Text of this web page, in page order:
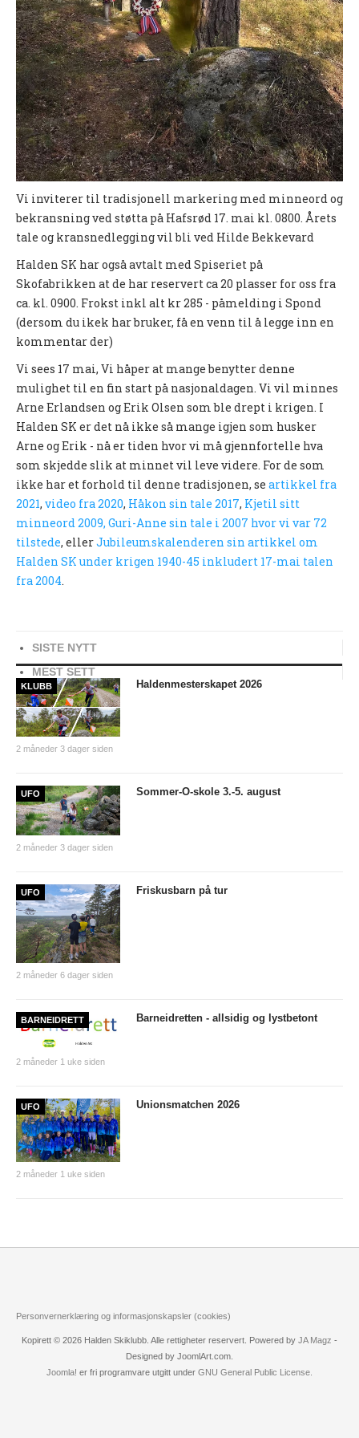
UFO (2.-10. KLASSE)
Nyheter
Presentasjon UFO
Ny på o-løp?
Nybegynnerkurs
BREDDE
Nyheter
SYKKEL
Grenserittet
BARNEIDRETT
Påmeldingsskjema 2026/2027
SKI
Nyheter
Informasjon
KLATRING
Nyheter
KLUBB
BLI MEDLEM!
NYHETER
PERSONVERN
MEDLEMSFORDELER
FORSIKRINGER
SAMARBEIDSPARTNER?
POLITIATTEST
GRASROTANDELEN
KONTAKTADRESSER
HISTORISK
Årsberetninger
Statistikk Jukola
25-manna
VM Historikk
WMOC2003
Jubileumskalender
Vi inviterer til tradisjonell markering med minneord og
bekransning ved støtta på Hafsrød 17. mai kl. 0800. Årets
tale og kransnedlegging vil bli ved Hilde Bekkevard
Halden SK har også avtalt med Spiseriet på
Skofabrikken at de har reservert ca 20 plasser for oss fra
ca. kl. 0900. Frokst inkl alt kr 285 - påmelding i Spond
(dersom du ikek har bruker, få en venn til å legge inn en
kommentar der)
Vi sees 17 mai, Vi håper at mange benytter denne
mulighet til en fin start på nasjonaldagen. Vi vil minnes
Arne Erlandsen og Erik Olsen som ble drept i krigen. I
Halden SK er det nå ikke så mange igjen som husker
Arne og Erik - nå er tiden hvor vi må gjennfortelle hva
som skjedde slik at minnet vil leve videre. For de som
ikke har et forhold til denne tradisjonen, se artikkel fra
2021, video fra 2020, Håkon sin tale 2017, Kjetil sitt
minneord 2009, Guri-Anne sin tale i 2007 hvor vi var 72
tilstede, ellerJubileumskalenderen sin artikkel om
Halden SK under krigen 1940-45 inkludert 17-mai talen
fra 2004.
SISTE NYTT
MEST SETT
KLUBB
2 måneder 3 dager siden
Haldenmesterskapet 2026
UFO
2 måneder 3 dager siden
Sommer-O-skole 3.-5. august
UFO
2 måneder 6 dager siden
Friskusbarn på tur
BARNEIDRETT
2 måneder 1 uke siden
Barneidretten - allsidig og lystbetont
UFO
2 måneder 1 uke siden
Unionsmatchen 2026
Personvernerklæring og informasjonskapsler (cookies)
Kopirett © 2026 Halden Skiklubb. Alle rettigheter reservert. Powered by JA Magz -
Designed by JoomlArt.com.
Joomla! er fri programvare utgitt under GNU General Public License.